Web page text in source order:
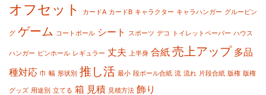
オフセット カードA カードB キャラクター キャラハンガー グルーピン
グ ゲーム コートボール シート スポーツ デコ トイレットペーパー ハウス
ハンガー ピンホール レギュラー 丈夫 上半身 合紙 売上アップ 多品
種対応 巾 幅 形状別 推し活 最小 段ボール合紙 流 流れ 片段合紙 版権 版権
グッズ 用途別 立てる 箱 見積 見積方法 飾り